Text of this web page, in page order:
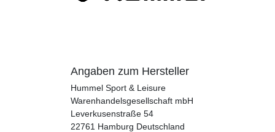
Angaben zum Hersteller
Hummel Sport & Leisure
Warenhandelsgesellschaft mbH
Leverkusenstraße 54
22761 Hamburg Deutschland